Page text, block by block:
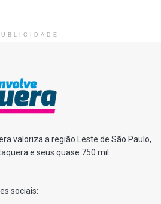
valoriza a região Leste de São Paulo,
e seus quase 750 mil
sociais: